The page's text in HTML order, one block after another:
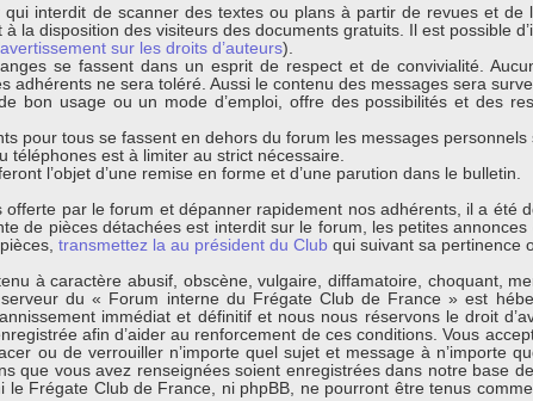
qui interdit de scanner des textes ou plans à partir de revues et
la disposition des visiteurs des documents gratuits. Il est possible
avertissement sur les droits d’auteurs).
se fassent dans un esprit de respect et de convivialité.
adhérents ne sera toléré. Aussi le contenu des messages sera
bon usage ou un mode d’emploi, offre des possibilités et des
pour tous se fassent en dehors du forum les messages
téléphones est à limiter au strict nécessaire.
l’objet d’une remise en forme et d’une parution dans le bulletin.
offerte par le forum et dépanner rapidement nos adhérents, il a été
de pièces détachées est interdit sur le forum, les petites
transmettez la au président du Club qui suivant sa pertinence
à caractère abusif, obscène, vulgaire, diffamatoire, choquant,
du « Forum interne du Frégate Club de France » est
immédiat et définitif et nous nous réservons le droit
afin d’aider au renforcement de ces conditions. Vous
ou de verrouiller n’importe quel sujet et message à n’importe
que vous avez renseignées soient enregistrées dans notre base
Frégate Club de France, ni phpBB, ne pourront être tenus